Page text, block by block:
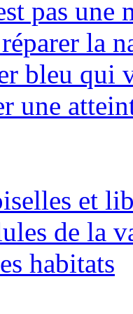
pas une
la
bleu qui
une
et
de la
habitats